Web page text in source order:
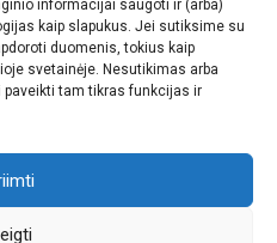
informacijai saugoti ir (arba)
kaip slapukus. Jei sutiksime su
duomenis, tokius kaip
svetainėje. Nesutikimas arba
tam tikras funkcijas ir
V. Jankovskio firma
Įmonės kodas: 123612573
PVM kodas: LT236125716
g.7, Naujoji Vilnia, KNYGYNAS
laikas: I-V 9.00-18.00